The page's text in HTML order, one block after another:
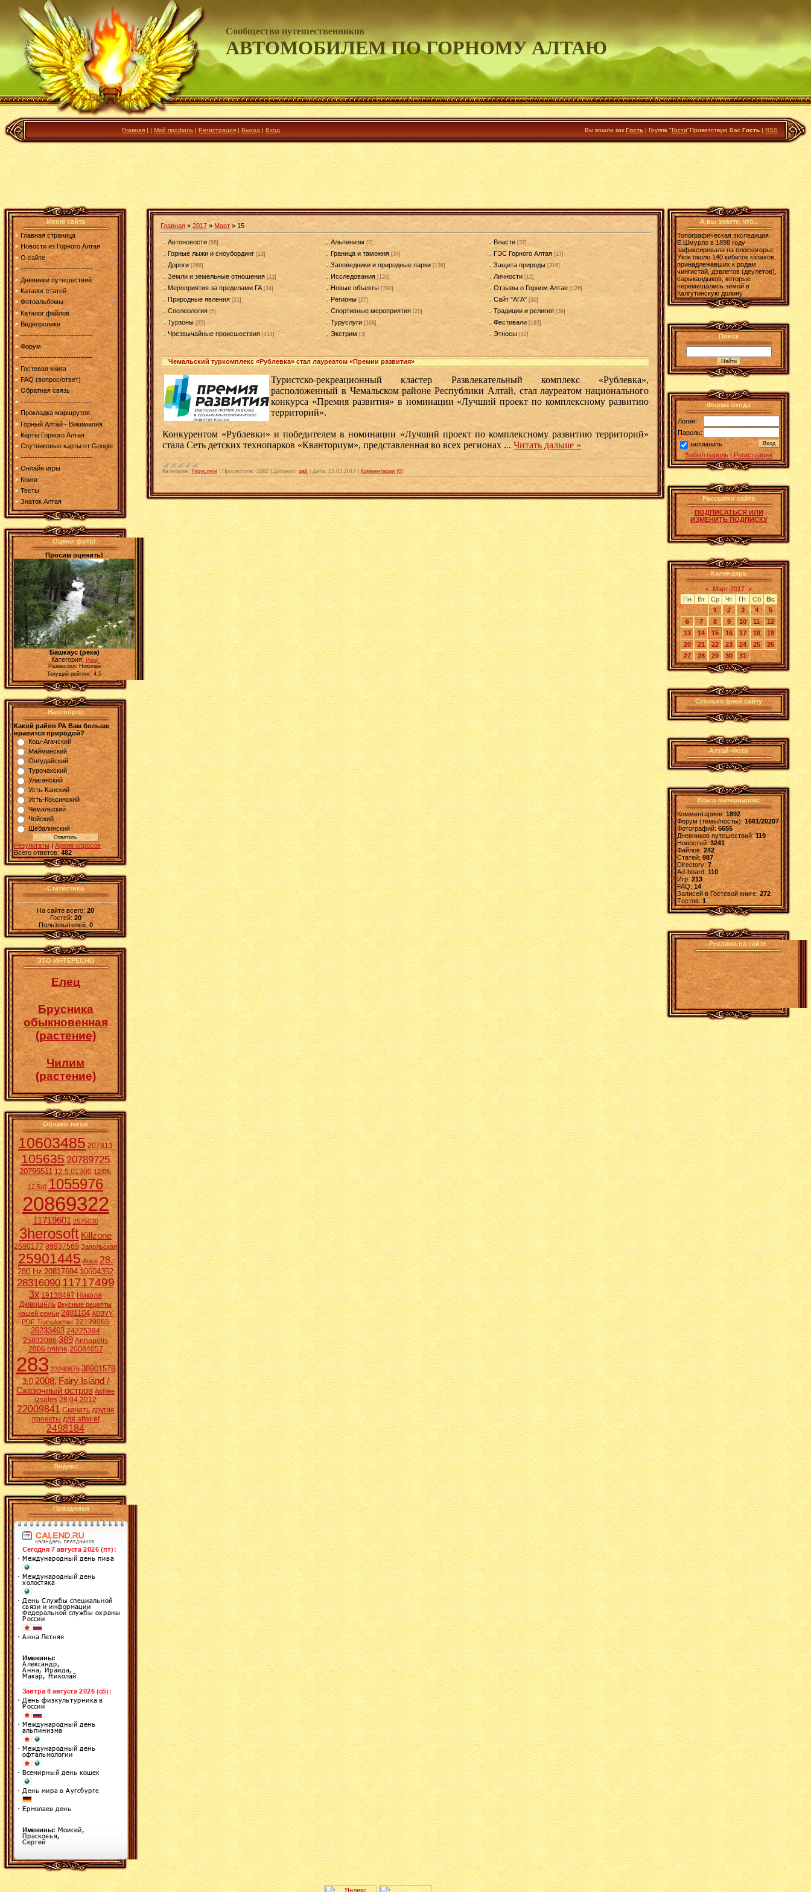
Сообщество путешественников
АВТОМОБИЛЕМ ПО ГОРНОМУ АЛТАЮ
Главная | | Мой профиль | Регистрация | Выход | Вход Вы вошли как Гость | Группа "Гости"Приветствую Вас Гость | RSS
Меню сайта
Главная страница
Новости из Горного Алтая
О сайте
------------------------------
Дневники путешествий
Каталог статей
Фотоальбомы
Каталог файлов
Видеоролики
------------------------------
Форум
------------------------------
Гостевая книга
FAQ (вопрос/ответ)
Обратная связь
------------------------------
Прокладка маршрутов
Горный Алтай - Викимапия
Карты Горного Алтая
Спутниковые карты от Google
------------------------------
Онлайн игры
Книги
Тесты
Знаток Алтая
Оцени фото!
Просим оценить!
Башкаус (река)
Категория: Реки
Разместил: Николай
Текущий рейтинг: 4.5
Наш опрос
Какой район РА Вам больше
нравится природой?
Кош-Агачский
Майминский
Онгудайский
Турочакский
Улаганский
Усть-Канский
Усть-Коксинский
Чемальский
Чойский
Шебалинский
Результаты |Архив опросов
Всего ответов: 482
Статистика
На сайте всего:20
Гостей: 20
Пользователей: 0
ЭТО ИНТЕРЕСНО
Елец
Брусника
обыкновенная
(растение)
Чилим
(растение)
Облако тегов
10603485 207813
10563520789725
20795511 12.5.01300 12/06.
12.5гб 1055976
20869322
11719601 2575030
3herosoft Killzone
2590177 39937569 Запольская
25901445 Aucē 28.
280 Hz 20817694 10604352
2831609011717499
3x 19138497 Николя
Дювошель Вкусные рецепты
нашей семьи 2401104 ABBYY
PDF Transformer 22129065
26233463 24225394
25832086 389 Annapolis
2006 online 20084057
283 23240676 38901578
3:0 2008. Fairy Island /
Сказочный остров Ashlee
izsoles 28.04.2012
22009841 Скачать другие
проекты для after ef
2498184
Яндекс
Праздники
Главная » 2017 » Март » 15
Автоновости [86] Альпинизм [3] Власти [37]
Горные лыжи и сноубординг [13] Граница и таможня [34] ГЭС Горного Алтая [27]
Дороги [268] Заповедники и природные парки [136] Защита природы [316]
Земли и земельные отношения [23] Исследования [126] Личности [12]
Мероприятия за пределами ГА [34] Новые объекты [192] Отзывы о Горном Алтае [126]
Природные явления [21] Регионы [27] Сайт "АГА" [30]
Спелеология [5] Спортивные мероприятия [20] Традиции и религия [39]
Турзоны [95] Туруслуги [168] Фестивали [183]
Чрезвычайные происшествия [414] Экстрим [3] Этносы [42]
Чемальский туркомплекс «Рублевка» стал лауреатом «Премии развития»
Туристско-рекреационный кластер Развлекательный комплекс «Рублевка»,
расположенный в Чемальском районе Республики Алтай, стал лауреатом национального
конкурса «Премия развития» в номинации «Лучший проект по комплексному развитию
территорий».
Конкурентом «Рублевки» и победителем в номинации «Лучший проект по комплексному развитию территорий»
стала Сеть детских технопарков «Кванториум», представленная во всех регионах ... Читать дальше »
Категория: Туруслуги Просмотров: 1062 Добавил: galt Дата: 15.03.2017 Комментарии (0)
А вы знаете, что..
Топографическая экспедиция
Е.Шмурло в 1898 году
зафиксировала на плоскогорье
Укок около 140 кибиток казахов,
принадлежавших к родам
чингистай, дэвлетов (деулетов),
сарыкалдыков, которые
перемещались зимой в
Калгутинскую долину
Поиск
Форма входа
Логин:
Пароль:
запомнить
Забыл пароль | Регистрация
Рассылки сайта
ПОДПИСАТЬСЯ ИЛИ
ИЗМЕНИТЬ ПОДПИСКУ
Календарь
« Март 2017 »
Пн
Вт Ср Чт Пт Сб
Вс
1
2 3 4
5
6
7 8 9 10 11
12
13
14 15 16 17 18
19
20
21 22 23 24 25
26
27
28 29 30 31
Сколько дней сайту
Алтай-Фото
Всего материалов:
Комментариев: 1892
Форум (темы/посты):1661/20207
Фотографий:6655
Дневников путешествий:119
Новостей:3241
Файлов: 242
Статей:987
Directory: 7
Ad-board:110
Игр: 213
FAQ:14
Записей в Гостевой книге:272
Tестов: 1
Реклама на сайте